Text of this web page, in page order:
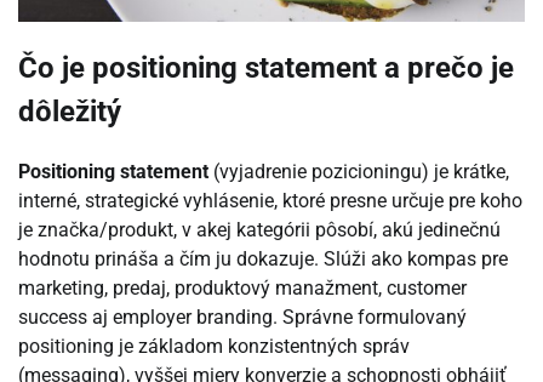
Čo je positioning statement a prečo je
dôležitý
Positioning statement (vyjadrenie pozicioningu) je krátke,
interné, strategické vyhlásenie, ktoré presne určuje pre koho
je značka/produkt, v akej kategórii pôsobí, akú jedinečnú
hodnotu prináša a čím ju dokazuje. Slúži ako kompas pre
marketing, predaj, produktový manažment, customer
success aj employer branding. Správne formulovaný
positioning je základom konzistentných správ
(messaging), vyššej miery konverzie a schopnosti obhájiť